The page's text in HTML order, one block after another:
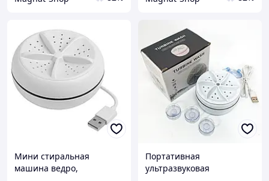
Мини стиральная
машина ведро,
Портативная
ультразвуковая